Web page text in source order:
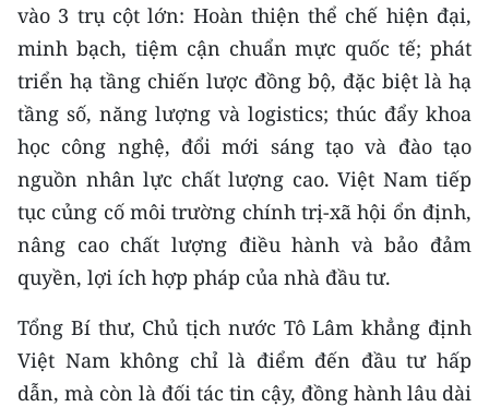
THỜI NAY
NHÂN DÂN CUỐI TUẦN
NHÂN DÂN HẰNG THÁNG
MUA BÁO
ĐỌC BÁO IN
ENGLISH
中文
vào 3 trụ cột lớn: Hoàn thiện thể chế hiện đại,
minh bạch, tiệm cận chuẩn mực quốc tế; phát
triển hạ tầng chiến lược đồng bộ, đặc biệt là hạ
tầng số, năng lượng và logistics; thúc đẩy khoa
học công nghệ, đổi mới sáng tạo và đào tạo
nguồn nhân lực chất lượng cao. Việt Nam tiếp
tục củng cố môi trường chính trị-xã hội ổn định,
nâng cao chất lượng điều hành và bảo đảm
quyền, lợi ích hợp pháp của nhà đầu tư.
Tổng Bí thư, Chủ tịch nước Tô Lâm khẳng định
Việt Nam không chỉ là điểm đến đầu tư hấp
dẫn, mà còn là đối tác tin cậy, đồng hành lâu dài